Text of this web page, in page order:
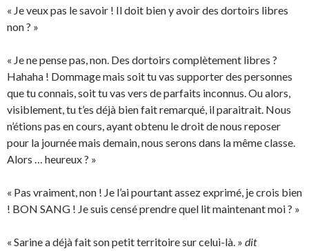
« Je veux pas le savoir ! Il doit bien y avoir des dortoirs libres
non ? »
« Je ne pense pas, non. Des dortoirs complètement libres ?
Hahaha ! Dommage mais soit tu vas supporter des personnes
que tu connais, soit tu vas vers de parfaits inconnus. Ou alors,
visiblement, tu t’es déjà bien fait remarqué, il paraitrait. Nous
n’étions pas en cours, ayant obtenu le droit de nous reposer
pour la journée mais demain, nous serons dans la même classe.
Alors … heureux ? »
« Pas vraiment, non ! Je l’ai pourtant assez exprimé, je crois bien
! BON SANG ! Je suis censé prendre quel lit maintenant moi ? »
« Sarine a déjà fait son petit territoire sur celui-là. » dit